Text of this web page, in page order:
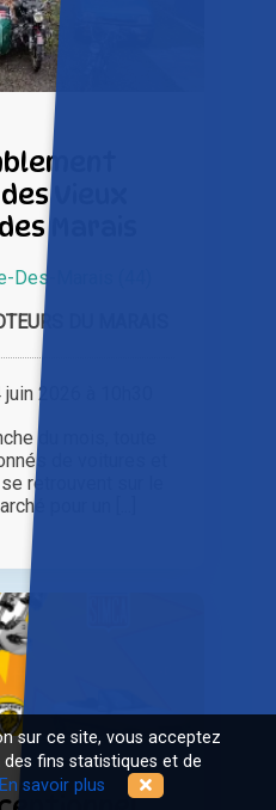
Vieux
Marais
Des-Marais (44)
DU MARAIS
2026 à 10h30
du mois, toute
de voitures et
retrouvent sur le
pour un [...]
sur ce site, vous acceptez
fins statistiques et de
En savoir plus